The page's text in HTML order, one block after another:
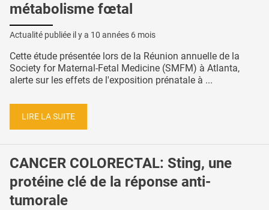
métabolisme fœtal
Actualité publiée il y a 10 années 6 mois
Cette étude présentée lors de la Réunion annuelle de la
Society for Maternal-Fetal Medicine (SMFM) à Atlanta,
alerte sur les effets de l'exposition prénatale à ...
LIRE LA SUITE
CANCER COLORECTAL: Sting, une
protéine clé de la réponse anti-
tumorale